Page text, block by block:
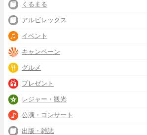
くるまる
アルビレックス
イベント
キャンペーン
グルメ
プレゼント
レジャー・観光
公演・コンサート
出版・雑誌